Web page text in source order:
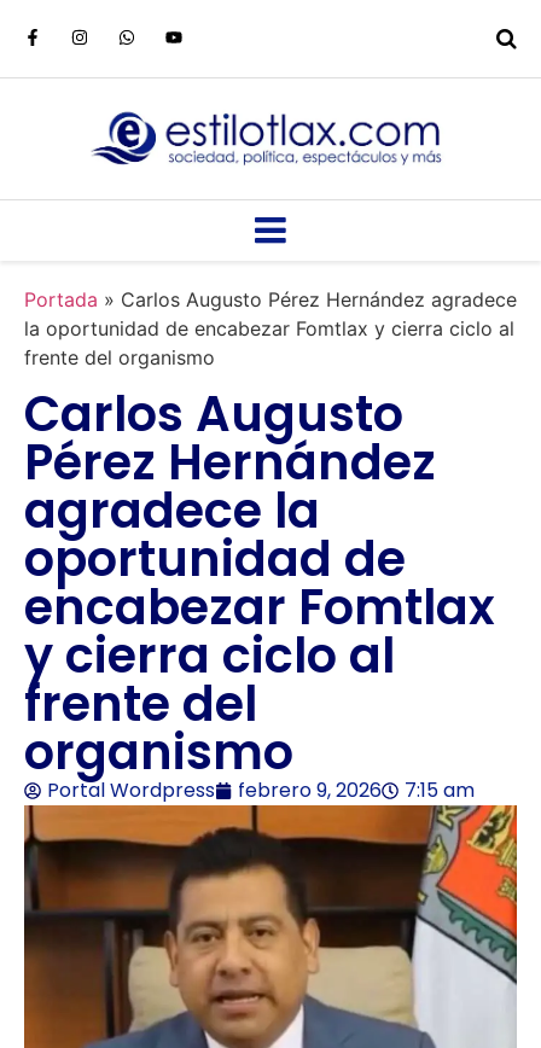
Portada » Carlos Augusto Pérez Hernández agradece
la oportunidad de encabezar Fomtlax y cierra ciclo al
frente del organismo
Carlos Augusto
Pérez Hernández
agradece la
oportunidad de
encabezar Fomtlax
y cierra ciclo al
frente del
organismo
Portal Wordpress febrero 9, 2026 7:15 am